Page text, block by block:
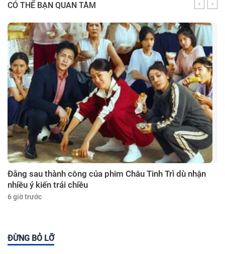
CÓ THỂ BẠN QUAN TÂM
Đằng sau thành công của phim Châu Tinh Trì dù nhận
nhiều ý kiến trái chiều
6 giờ trước
ĐỪNG BỎ LỠ